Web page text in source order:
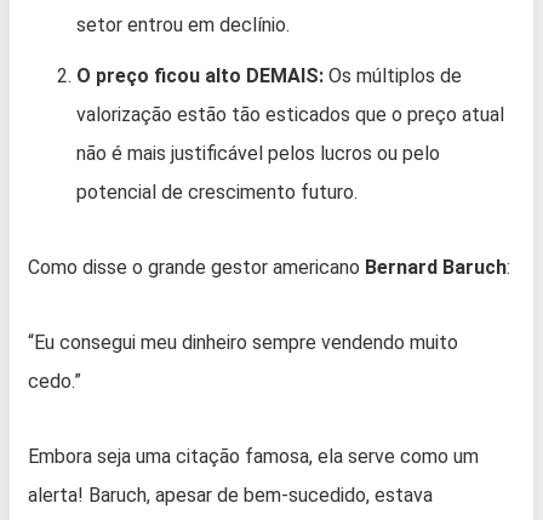
setor entrou em declínio.
O preço ficou alto DEMAIS: Os múltiplos de
valorização estão tão esticados que o preço atual
não é mais justificável pelos lucros ou pelo
potencial de crescimento futuro.
Como disse o grande gestor americano Bernard Baruch:
“Eu consegui meu dinheiro sempre vendendo muito
cedo.”
Embora seja uma citação famosa, ela serve como um
alerta! Baruch, apesar de bem-sucedido, estava